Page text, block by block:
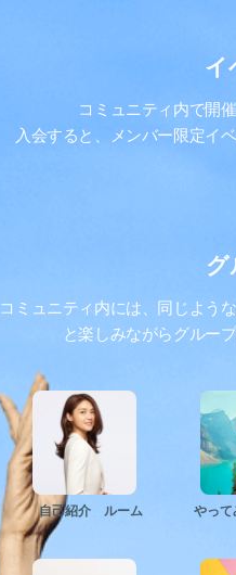
イ
コミュニティ内で開
入会すると、メンバー限定イ
グ
コミュニティ内には、同じよう
と楽しみながらグルー
自己紹介 ルーム やって